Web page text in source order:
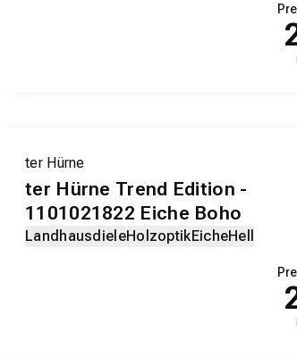
ter Hürne
ter Hürne Trend Edition -
1101021822 Eiche Boho
LandhausdieleHolzoptikEicheHell